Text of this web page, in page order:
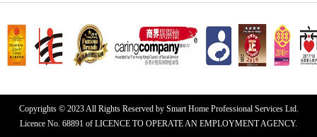
Copyrights © 2023 All Rights Reserved by Smart Home Professional Services Ltd.
Licence No. 68891 of LICENCE TO OPERATE AN EMPLOYMENT AGENCY.